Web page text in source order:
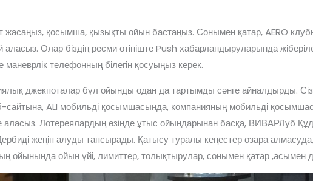
жасаңыз, қосымша, қызықты ойын бастаңыз. Сонымен қатар, AERO
аласыз. Олар біздің ресми өтініште Push хабарландыруларында
маневрлік телефонның білегін қосуыңыз керек.
джекпоталар бұл ойынды одан да тартымды сәнге айналдырды.
ALI мобильді қосымшасында, компанияның мобильді
аласыз. Лотереялардың өзінде ұтыс ойындарынан басқа, ВИВАРЛуб
жеңіп алуды тапсырады. Қатысу туралы кеңестер өзара
ойынында ойын үйі, лимиттер, толықтырулар, сонымен қатар ,асымен